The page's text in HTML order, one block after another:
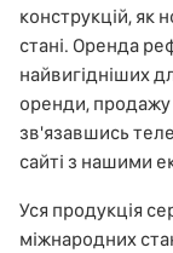
конструкцій, як
стані. Оренда
найвигідніших
оренди, продажу
зв'язавшись
сайті з нашими
Уся продукція
міжнародних